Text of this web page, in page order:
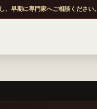
早期に専門家へご相談ください。